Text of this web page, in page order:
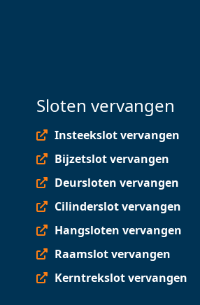
Sloten vervangen
Insteekslot vervangen
Bijzetslot vervangen
Deursloten vervangen
Cilinderslot vervangen
Hangsloten vervangen
Raamslot vervangen
Kerntrekslot vervangen